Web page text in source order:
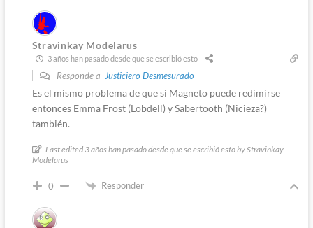
Stravinkay Modelarus
3 años han pasado desde que se escribió esto
Responde a Justiciero Desmesurado
Es el mismo problema de que si Magneto puede redimirse
entonces Emma Frost (Lobdell) y Sabertooth (Nicieza?)
también.
Last edited 3 años han pasado desde que se escribió esto by Stravinkay
Modelarus
0 Responder